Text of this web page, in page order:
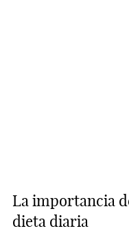
La importancia
dieta diaria